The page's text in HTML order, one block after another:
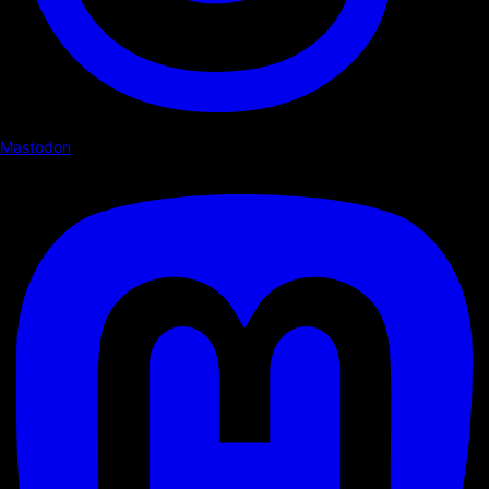
Mastodon